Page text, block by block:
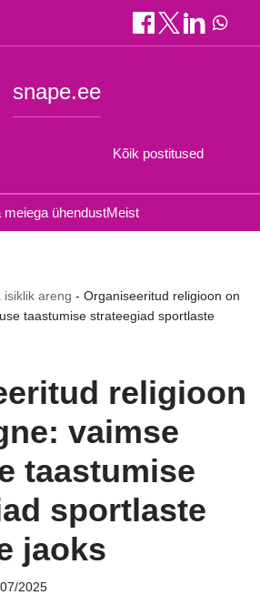
snape.ee
Kõik postitused
meiega ühendustMeist
isiklik areng - Organiseeritud religioon on
taastumise strateegiad sportlaste
religioon
vaimse
taastumise
sportlaste
jaoks
2025